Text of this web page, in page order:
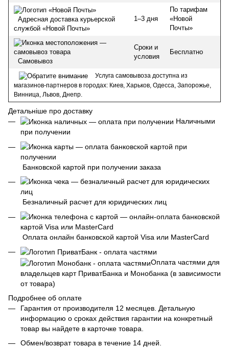
Адресная доставка курьерской
службой «Новой Почты»
1–3 дня
По тарифам
«Новой
Почты»
Самовывоз
Сроки и
условия
Бесплатно
Услуга самовывоза доступна из
магазинов-партнеров в городах: Киев, Харьков, Одесса, Запорожье,
Винница, Львов, Днепр.
Детальніше про доставку
Наличными
при получении
Банковской картой при получении заказа
Безналичный расчет для юридических лиц
Оплата онлайн банковской картой Visa или MasterCard
Оплата частями для
владельцев карт ПриватБанка и Монобанка (в зависимости
от товара)
Подробнее об оплате
Гарантия от производителя 12 месяцев. Детальную
информацию о сроках действия гарантии на конкретный
товар вы найдете в карточке товара.
Обмен/возврат товара в течение 14 дней.